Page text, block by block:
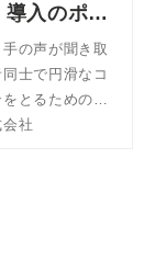
入のポイ
通信電設
の声が聞き取
士で円滑なコ
とるための音
す。テレワー
社